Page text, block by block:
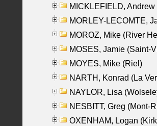
MICKLEFIELD,
MORLEY-LECOMTE,
MOROZ, Mike (River
MOSES, Jamie (Saint-
MOYES, Mike (Riel)
NARTH, Konrad (La
NAYLOR, Lisa
NESBITT, Greg (Mont-
OXENHAM, Logan